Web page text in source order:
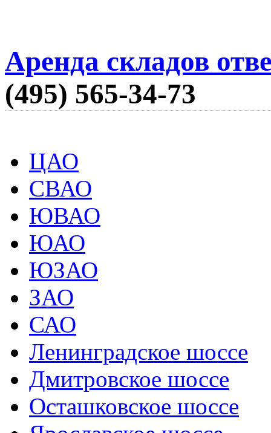
Аренда складов
(495) 565-34-73
ЦАО
СВАО
ЮВАО
ЮАО
ЮЗАО
ЗАО
САО
Ленинградское шоссе
Дмитровское шоссе
Осташковское шоссе